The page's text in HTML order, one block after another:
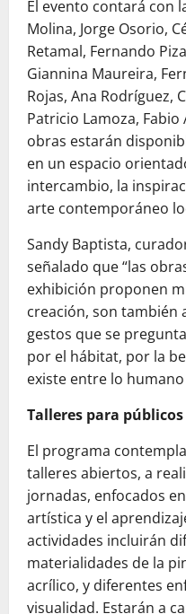
El evento contará con
Molina, Jorge Osorio,
Retamal, Fernando
Giannina Maureira,
Rojas, Ana Rodríguez,
Patricio Lamoza, Fabio
obras estarán
en un espacio
intercambio, la
arte contemporáneo
Sandy Baptista,
señalado que “las
exhibición proponen
creación, son también
gestos que se
por el hábitat, por la
existe entre lo humano
Talleres para
El programa
talleres abiertos, a
jornadas, enfocados
artística y el
actividades incluirán
materialidades de la
acrílico, y diferentes
visualidad. Estarán a